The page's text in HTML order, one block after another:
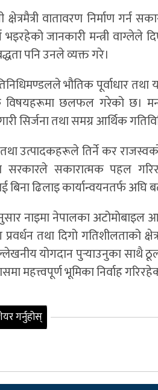
क्षेत्रमैत्री वातावरण निर्माण
भइरहेको जानकारी मन्त्री
पनि उनले व्यक्त गरे।
भौतिक पूर्वाधार
छलफल गरेको छ।
सिर्जना तथा समग्र आर्थिक
उत्पादकहरूले तिर्ने कर राजस्वको
सरकारले सकारात्मक पहल
ढिलाइ कार्यान्वयनतर्फ अघि
नाइमा नेपालका अटोमोबाइल
प्रवर्धन तथा दिगो
योगदान पुर्‍याउनुका साथै
महत्त्वपूर्ण भूमिका निर्वाह
गर्नुहोस्